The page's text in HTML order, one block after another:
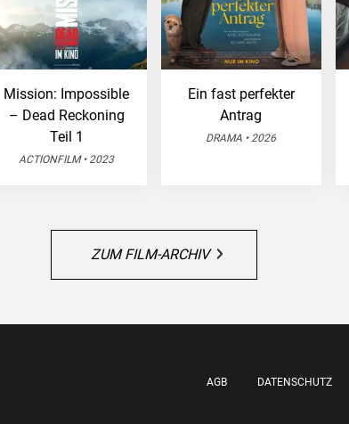
Mission: Impossible
– Dead Reckoning
Teil 1
ACTIONFILM • 2023
Ein fast perfekter
Antrag
DRAMA • 2026
ZUM FILM-ARCHIV
AGB DATENSCHUTZ